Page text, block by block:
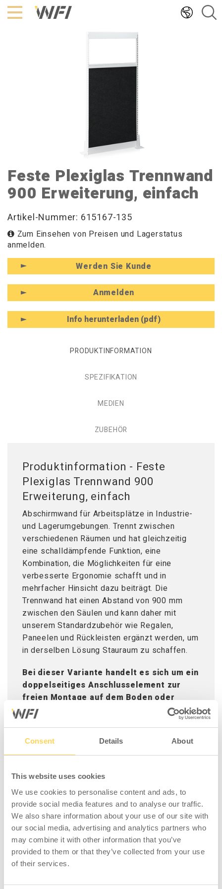
Consent Details About
This website uses cookies
We use cookies to personalise content and ads, to
provide social media features and to analyse our traffic.
We also share information about your use of our site with
our social media, advertising and analytics partners who
may combine it with other information that you’ve
provided to them or that they’ve collected from your use
of their services.
Hoppa
till
Feste Plexiglas Trennwand
900 Erweiterung, einfach
Artikel-Nummer: 615167-135
Zum Einsehen von Preisen und Lagerstatus
anmelden.
Werden Sie Kunde
Anmelden
Info herunterladen (pdf)
PRODUKTINFORMATION
SPEZIFIKATION
MEDIEN
ZUBEHÖR
Produktinformation - Feste
Plexiglas Trennwand 900
Erweiterung, einfach
Abschirmwand für Arbeitsplätze in Industrie-
und Lagerumgebungen. Trennt zwischen
verschiedenen Räumen und hat gleichzeitig
eine schalldämpfende Funktion, eine
Kombination, die Möglichkeiten für eine
verbesserte Ergonomie schafft und in
mehrfacher Hinsicht dazu beiträgt. Die
Trennwand hat einen Abstand von 900 mm
zwischen den Säulen und kann daher mit
unserem Standardzubehör wie Regalen,
Paneelen und Rückleisten ergänzt werden, um
in derselben Lösung Stauraum zu schaffen.
Bei dieser Variante handelt es sich um ein
doppelseitiges Anschlusselement zur
freien Montage auf dem Boden oder
entlang einer Wand.
Der Fuß wird mit dem
Boden verschraubt. Kann auch schräg gebaut
ist mit einem Fenster ausgestattet, um die
Sicht und Sicherheit an Maschinen- und
Gabelstapler-Gängen zu erhöhen. Das Fenster
Der Schallabsorber besteht aus
Polyesterfasern aus recyceltem Material (50
% PET). Die Oberflächenschicht der Scheibe
besteht aus Nadelfilz, der für eine
strapazierfähige Oberfläche sorgt.
Temperaturbereich -30 +80 °C. Das Material